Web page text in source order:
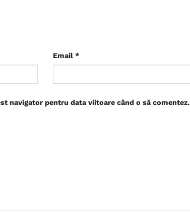
Email *
navigator pentru data viitoare când o să comentez.